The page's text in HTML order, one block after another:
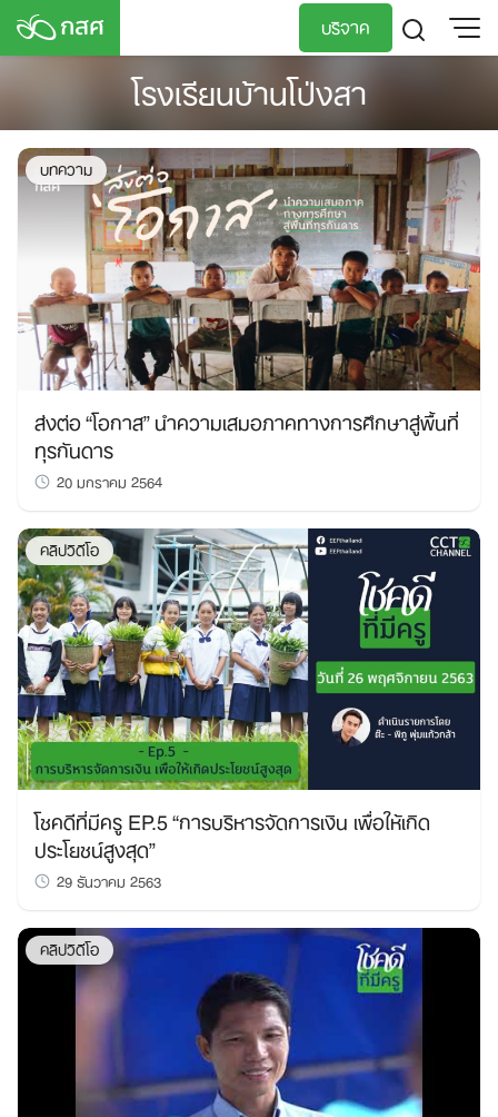
Skip
บริจาค
โรงเรียนบ้านโป่งสา
บทความ
ส่งต่อ “โอกาส” นำความเสมอภาคทางการศึกษา​สู่พื้นที่
ทุรกันดาร
20 มกราคม 2564
คลิปวิดีโอ
โชคดีที่มีครู EP.5 “การบริหารจัดการเงิน​ เพื่อให้เกิด
ประโยชน์สูงสุด​”
29 ธันวาคม 2563
คลิปวิดีโอ